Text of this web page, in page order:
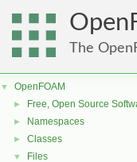
The
▼ OpenFOAM
► Free, Open Source
► Namespaces
► Classes
▼ Files